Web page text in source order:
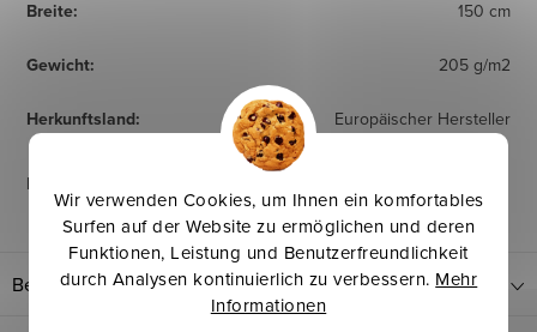
Wir verwenden Cookies, um Ihnen ein komfortables
Surfen auf der Website zu ermöglichen und deren
Funktionen, Leistung und Benutzerfreundlichkeit
durch Analysen kontinuierlich zu verbessern. Mehr
Informationen
Breite: 150 cm
Gewicht: 205 g/m2
Herkunftsland: Europäischer Hersteller
Pflegehinweise
Bewertung